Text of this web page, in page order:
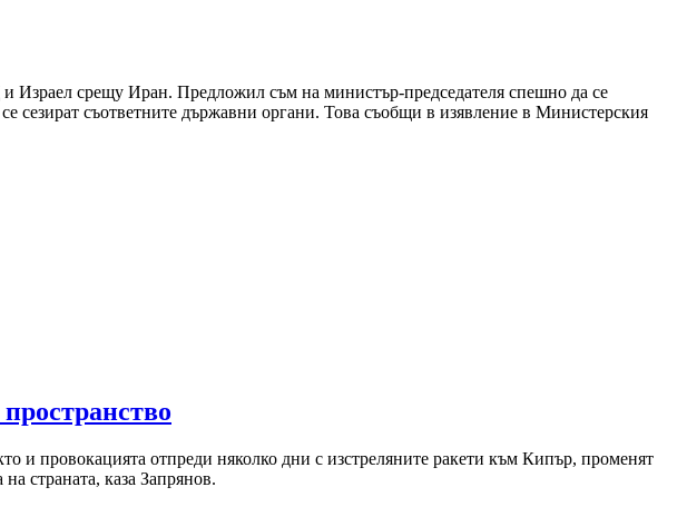
Израел срещу Иран. Предложил съм на министър-председателя спешно да се
сезират съответните държавни органи. Това съобщи в изявление в Министерския
и провокацията отпреди няколко дни с изстреляните ракети към Кипър, променят
страната, каза Запрянов.